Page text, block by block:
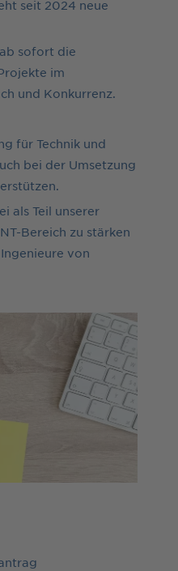
seit 2024 neue
sofort die
im
und Konkurrenz.
für Technik und
bei der Umsetzung
als Teil unserer
Bereich zu stärken
von